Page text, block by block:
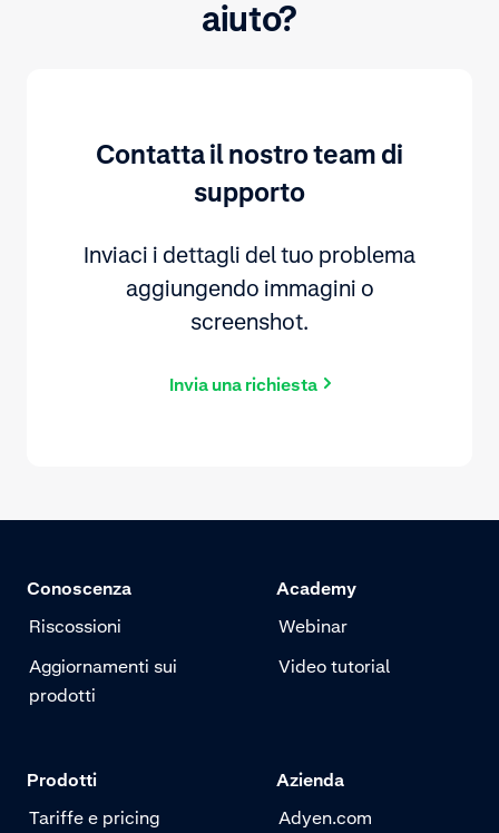
aiuto?
Contatta il nostro team di
supporto
Inviaci i dettagli del tuo problema
aggiungendo immagini o
screenshot.
Invia una richiesta
Conoscenza
Riscossioni
Aggiornamenti sui
prodotti
Academy
Webinar
Video tutorial
Prodotti
Tariffe e pricing
Azienda
Adyen.com